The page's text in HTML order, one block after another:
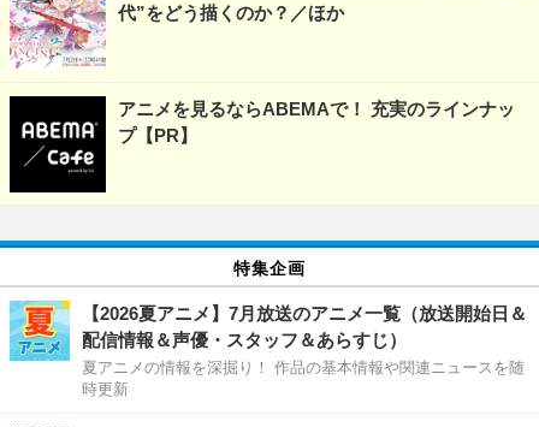
代”をどう描くのか？／ほか
アニメを見るならABEMAで！ 充実のラインナッ
プ【PR】
特集企画
【2026夏アニメ】7月放送のアニメ一覧（放送開始日＆
配信情報＆声優・スタッフ＆あらすじ）
夏アニメの情報を深掘り！ 作品の基本情報や関連ニュースを随
時更新